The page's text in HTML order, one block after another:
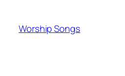
content
Worship Songs